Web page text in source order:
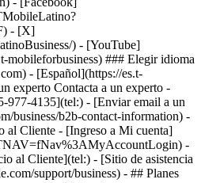
- [X]
) - [YouTube]
mobileforbusiness) ### Elegir idioma
- [Español](https://es.t-
experto Contacta a un experto -
977-4135](tel:) - [Enviar email a un
business/b2b-contact-information) -
al Cliente - [Ingreso a Mi cuenta]
-
al Cliente](tel:) - [Sitio de asistencia
support/business) - ## Planes